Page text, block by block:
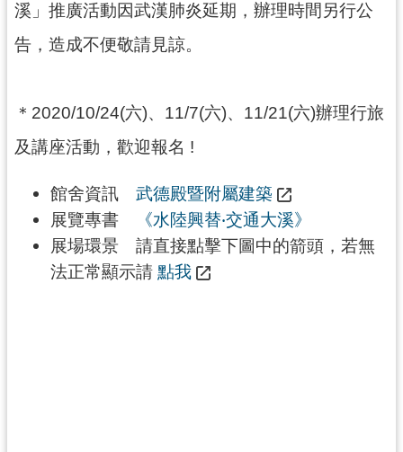
資
料
開
告
溪」推廣活動因武漢肺炎延期，辦理時間另行公
告，造成不便敬請見諒。
＊2020/10/24(六)、11/7(六)、11/21(六)辦理行旅
及講座活動，歡迎報名 !
館舍資訊 武德殿暨附屬建築
展覽專書
《水陸興替‧交通大溪》
展場環景 請直接點擊下圖中的箭頭，若無
法正常顯示請 點我